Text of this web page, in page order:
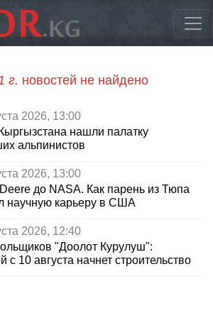
г. новостей не найдено
2026, 13:00
нашли палатку
альпинистов
2026, 13:00
до NASA. Как парень из Тюпа
научную карьеру в США
2026, 12:40
"Доолот Курулуш":
с 10 августа начнет строительство